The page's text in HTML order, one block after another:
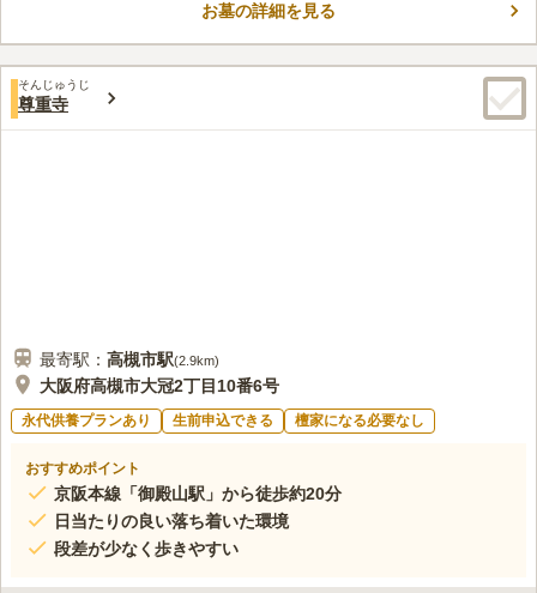
お墓の詳細を見る
そんじゅうじ
尊重寺
最寄駅： 高槻市駅(2.9km)
大阪府高槻市大冠2丁目10番6号
永代供養プランあり 生前申込できる 檀家になる必要なし
おすすめポイント
京阪本線「御殿山駅」から徒歩約20分
日当たりの良い落ち着いた環境
段差が少なく歩きやすい